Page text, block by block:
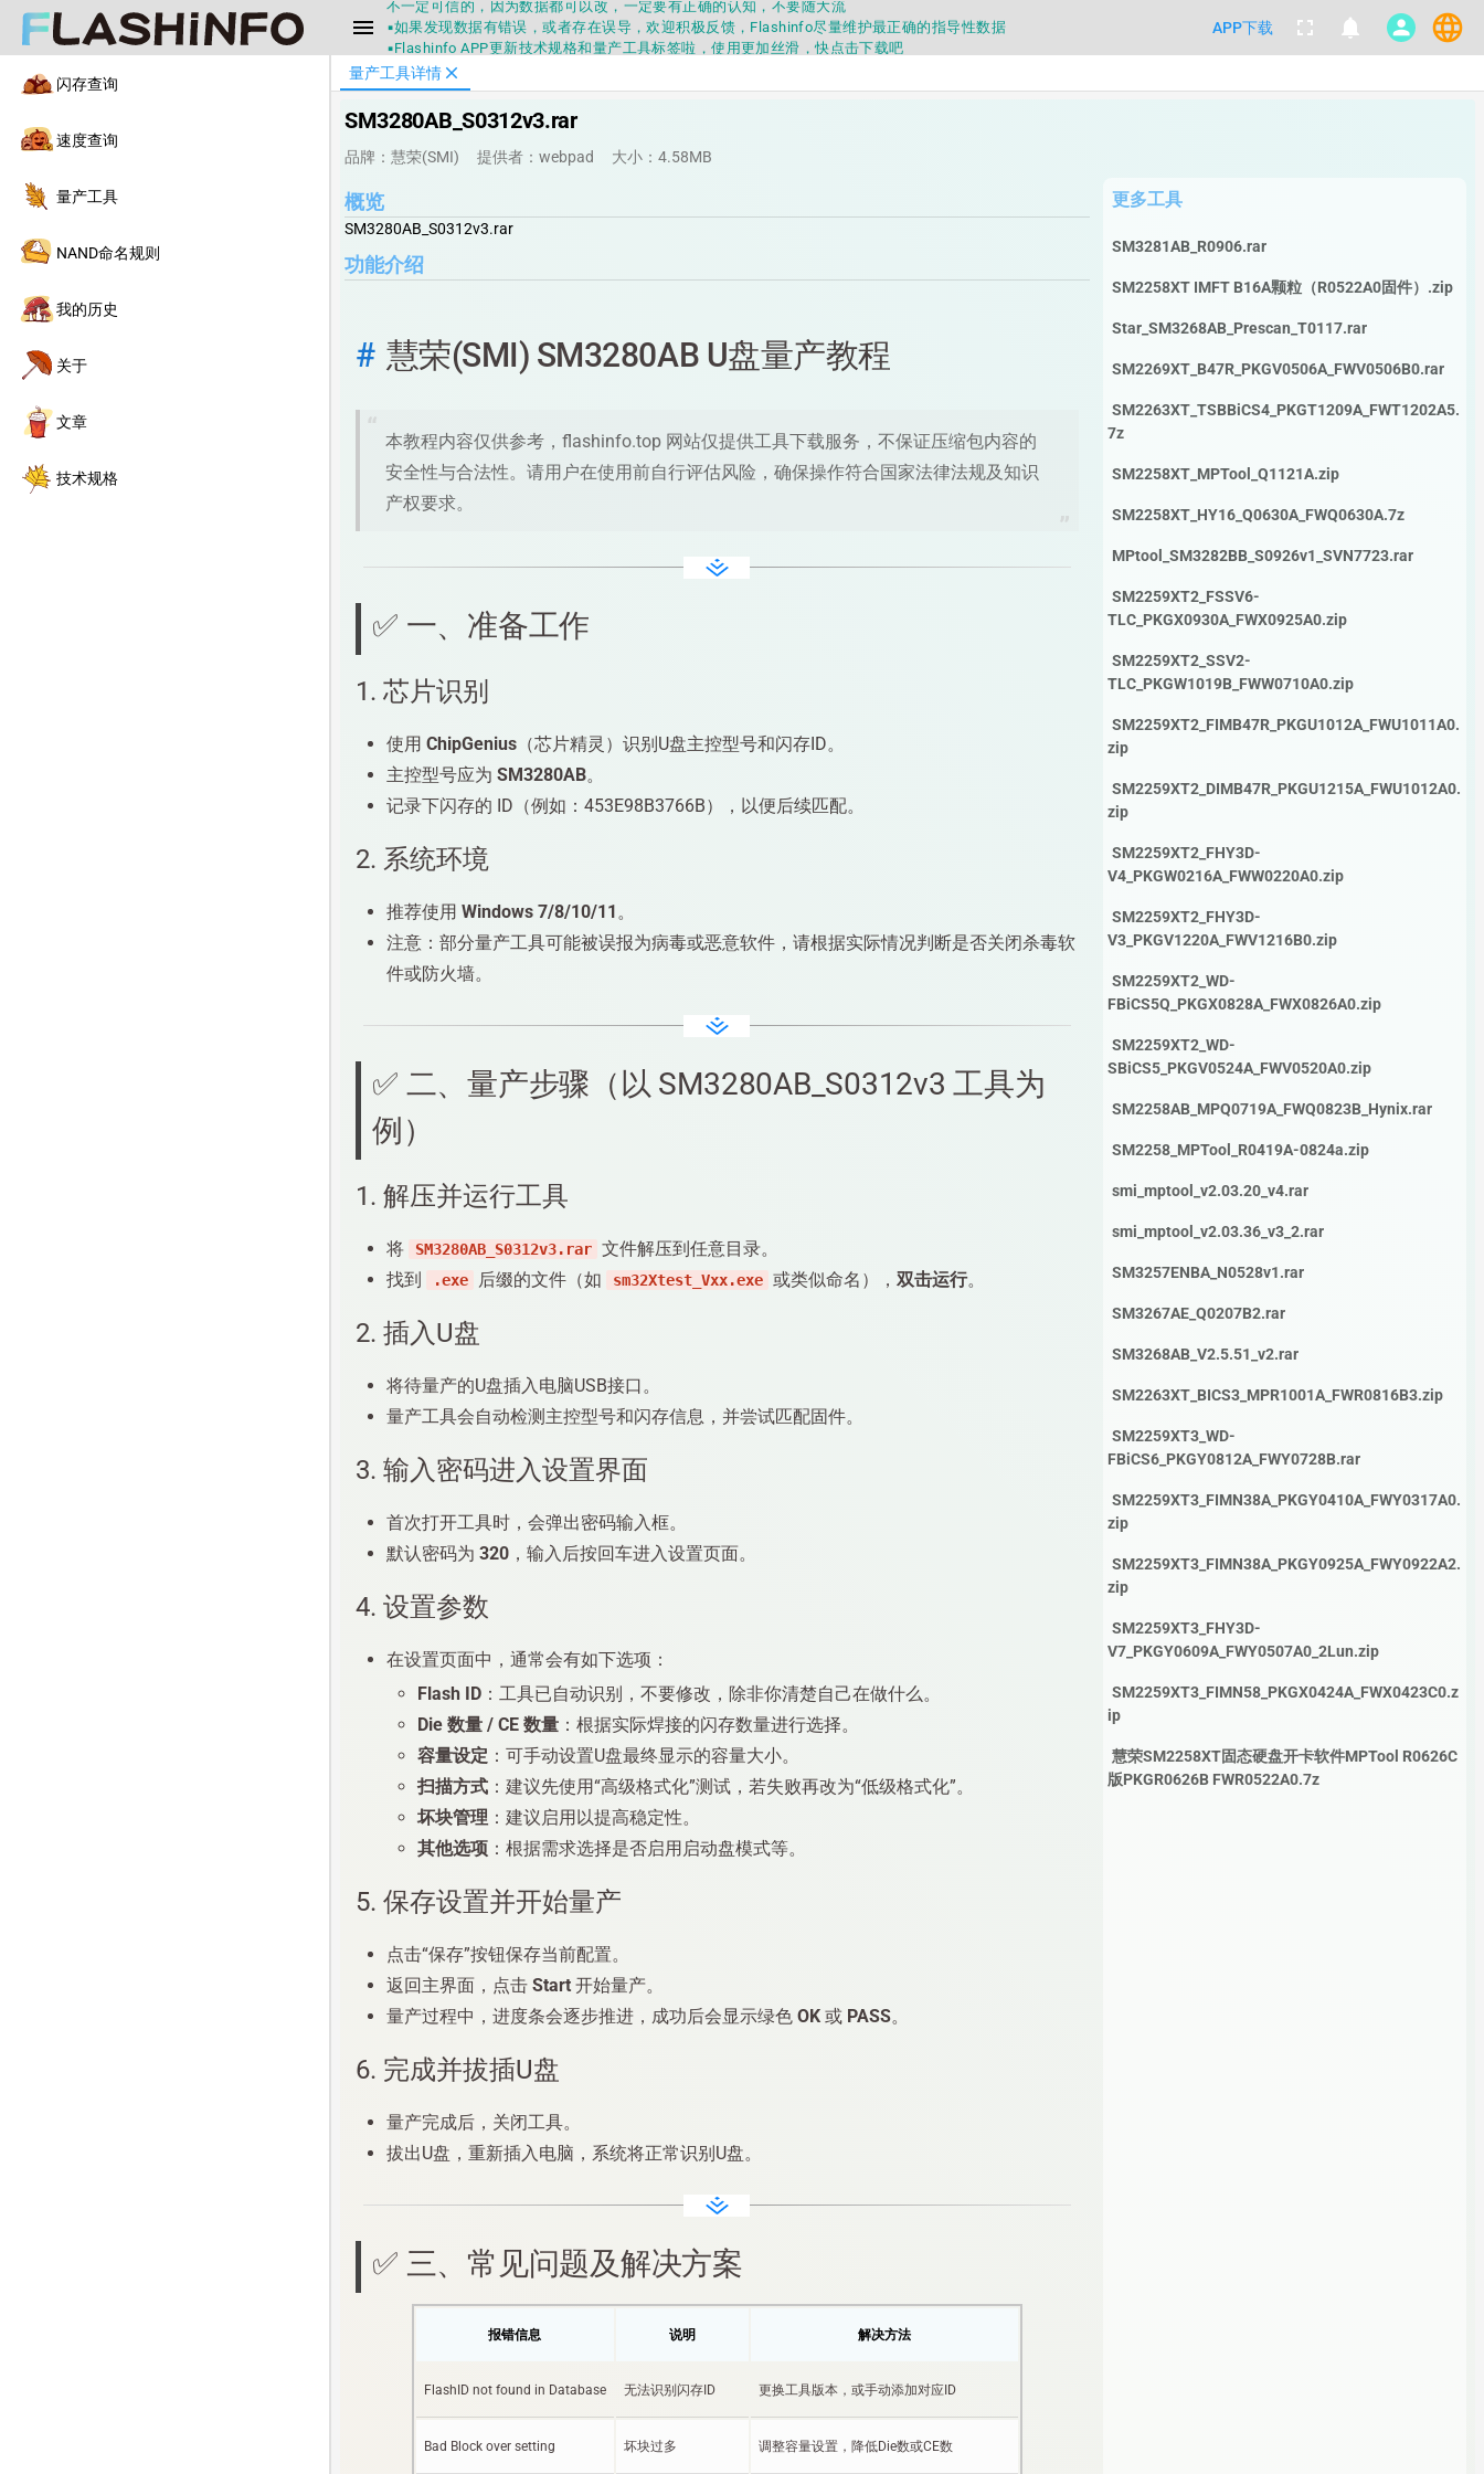
menu
▪如果发现数据有错误，或者存在误导，欢迎积极反馈，Flashinfo尽量维护最正确的指导性数据
▪Flashinfo APP更新技术规格和量产工具标签啦，使用更加丝滑，快点击下载吧
▪兄弟们没事不要乱下载量产工具，过分了下载服务会暂停一段时间才能恢复
▪Flashinfo提供的所有数据仅供参考，DIY本来就有不确定性，任何第三方工具提供的数据都不要100%相信，包括量产工具都
▪如果发现数据有错误，或者存在误导，欢迎积极反馈，Flashinfo尽量维护最正确的指导性数据
APP下载 fullscreen notifications person language
闪存查询
速度查询
量产工具
NAND命名规则
我的历史
关于
文章
技术规格
SM3280AB_S0312v3.rar
品牌：慧荣(SMI) 提供者：webpad 大小：4.58MB
概览
SM3280AB_S0312v3.rar
功能介绍
慧荣(SMI) SM3280AB U盘量产教程
本教程内容仅供参考，flashinfo.top 网站仅提供工具下载服务，不保证压缩包内容的
安全性与合法性。请用户在使用前自行评估风险，确保操作符合国家法律法规及知识
产权要求。
✅ 一、准备工作
1. 芯片识别
使用 ChipGenius （芯片精灵）识别U盘主控型号和闪存ID。
主控型号应为 SM3280AB。
记录下闪存的 ID（例如：453E98B3766B），以便后续匹配。
2. 系统环境
推荐使用 Windows 7/8/10/11。
注意：部分量产工具可能被误报为病毒或恶意软件，请根据实际情况判断是否关闭杀毒软
件或防火墙。
✅ 二、量产步骤（以 SM3280AB_S0312v3 工具为
例）
1. 解压并运行工具
将 SM3280AB_S0312v3.rar 文件解压到任意目录。
找到
.exe 后缀的文件（如 sm32Xtest_Vxx.exe 或类似命名），双击运行。
2. 插入U盘
将待量产的U盘插入电脑USB接口。
量产工具会自动检测主控型号和闪存信息，并尝试匹配固件。
3. 输入密码进入设置界面
首次打开工具时，会弹出密码输入框。
默认密码为 320 ，输入后按回车进入设置页面。
4. 设置参数
在设置页面中，通常会有如下选项：
Flash ID ：工具已自动识别，不要修改，除非你清楚自己在做什么。
Die 数量 / CE 数量 ：根据实际焊接的闪存数量进行选择。
容量设定 ：可手动设置U盘最终显示的容量大小。
扫描方式 ：建议先使用“高级格式化”测试，若失败再改为“低级格式化”。
坏块管理 ：建议启用以提高稳定性。
其他选项 ：根据需求选择是否启用启动盘模式等。
5. 保存设置并开始量产
点击“保存”按钮保存当前配置。
返回主界面，点击 Start 开始量产。
量产过程中，进度条会逐步推进，成功后会显示绿色 OK 或 PASS。
6. 完成并拔插U盘
量产完成后，关闭工具。
拔出U盘，重新插入电脑，系统将正常识别U盘。
✅ 三、常见问题及解决方案
报错信息 说明 解决方法
FlashID not found in Database 无法识别闪存ID 更换工具版本，或手动添加对应ID
Bad Block over setting 坏块过多 调整容量设置，降低Die数或CE数
更多工具
SM3281AB_R0906.rar
SM2258XT IMFT B16A颗粒（R0522A0固件）.zip
Star_SM3268AB_Prescan_T0117.rar
SM2269XT_B47R_PKGV0506A_FWV0506B0.rar
SM2263XT_TSBBiCS4_PKGT1209A_FWT1202A5.
7z
SM2258XT_MPTool_Q1121A.zip
SM2258XT_HY16_Q0630A_FWQ0630A.7z
MPtool_SM3282BB_S0926v1_SVN7723.rar
SM2259XT2_FSSV6-
TLC_PKGX0930A_FWX0925A0.zip
SM2259XT2_SSV2-
TLC_PKGW1019B_FWW0710A0.zip
SM2259XT2_FIMB47R_PKGU1012A_FWU1011A0.
zip
SM2259XT2_DIMB47R_PKGU1215A_FWU1012A0.
zip
SM2259XT2_FHY3D-
V4_PKGW0216A_FWW0220A0.zip
SM2259XT2_FHY3D-
V3_PKGV1220A_FWV1216B0.zip
SM2259XT2_WD-
FBiCS5Q_PKGX0828A_FWX0826A0.zip
SM2259XT2_WD-
SBiCS5_PKGV0524A_FWV0520A0.zip
SM2258AB_MPQ0719A_FWQ0823B_Hynix.rar
SM2258_MPTool_R0419A-0824a.zip
smi_mptool_v2.03.20_v4.rar
smi_mptool_v2.03.36_v3_2.rar
SM3257ENBA_N0528v1.rar
SM3267AE_Q0207B2.rar
SM3268AB_V2.5.51_v2.rar
SM2263XT_BICS3_MPR1001A_FWR0816B3.zip
SM2259XT3_WD-
FBiCS6_PKGY0812A_FWY0728B.rar
SM2259XT3_FIMN38A_PKGY0410A_FWY0317A0.
zip
SM2259XT3_FIMN38A_PKGY0925A_FWY0922A2.
zip
SM2259XT3_FHY3D-
V7_PKGY0609A_FWY0507A0_2Lun.zip
SM2259XT3_FIMN58_PKGX0424A_FWX0423C0.z
ip
慧荣SM2258XT固态硬盘开卡软件MPTool R0626C
版PKGR0626B FWR0522A0.7z
量产工具详情 close